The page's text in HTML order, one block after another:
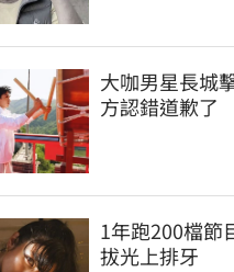
大咖男星長城
方認錯道歉了
1年跑200檔節
拔光上排牙